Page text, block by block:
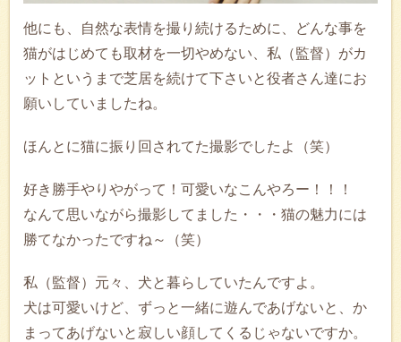
他にも、自然な表情を撮り続けるために、どんな事を
猫がはじめても取材を一切やめない、私（監督）がカ
ットというまで芝居を続けて下さいと役者さん達にお
願いしていましたね。
ほんとに猫に振り回されてた撮影でしたよ（笑）
好き勝手やりやがって！可愛いなこんやろー！！！
なんて思いながら撮影してました・・・猫の魅力には
勝てなかったですね～（笑）
私（監督）元々、犬と暮らしていたんですよ。
犬は可愛いけど、ずっと一緒に遊んであげないと、か
まってあげないと寂しい顔してくるじゃないですか。